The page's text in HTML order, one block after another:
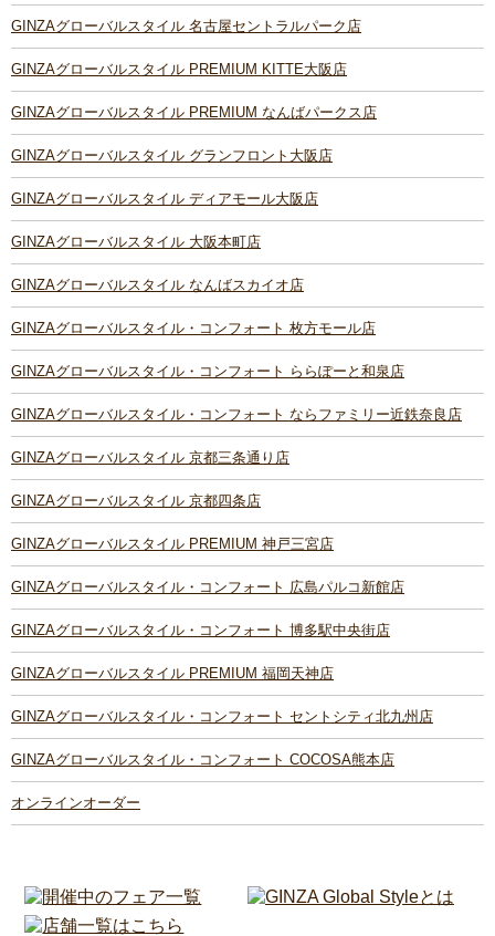
GINZAグローバルスタイル 名古屋セントラルパーク店
GINZAグローバルスタイル PREMIUM KITTE大阪店
GINZAグローバルスタイル PREMIUM なんばパークス店
GINZAグローバルスタイル グランフロント大阪店
GINZAグローバルスタイル ディアモール大阪店
GINZAグローバルスタイル 大阪本町店
GINZAグローバルスタイル なんばスカイオ店
GINZAグローバルスタイル・コンフォート 枚方モール店
GINZAグローバルスタイル・コンフォート ららぽーと和泉店
GINZAグローバルスタイル・コンフォート ならファミリー近鉄奈良店
GINZAグローバルスタイル 京都三条通り店
GINZAグローバルスタイル 京都四条店
GINZAグローバルスタイル PREMIUM 神戸三宮店
GINZAグローバルスタイル・コンフォート 広島パルコ新館店
GINZAグローバルスタイル・コンフォート 博多駅中央街店
GINZAグローバルスタイル PREMIUM 福岡天神店
GINZAグローバルスタイル・コンフォート セントシティ北九州店
GINZAグローバルスタイル・コンフォート COCOSA熊本店
オンラインオーダー